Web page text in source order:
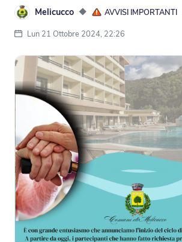
Melicucco ◆ AVVISI IMPORTANTI
Lun 21 Ottobre 2024, 22:26